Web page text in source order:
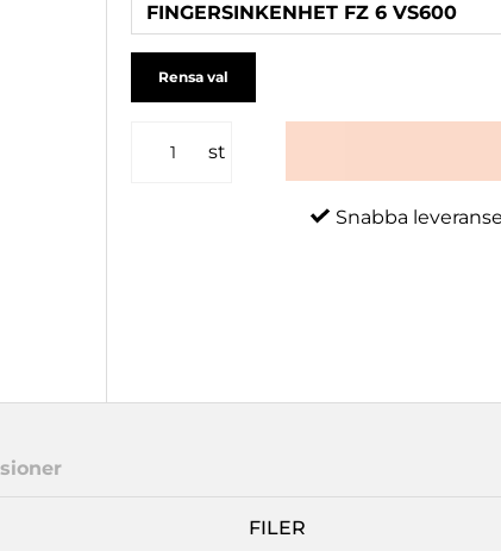
FINGERSINKENHET FZ 6 VS600
Rensa val
st
Snabba
FILER